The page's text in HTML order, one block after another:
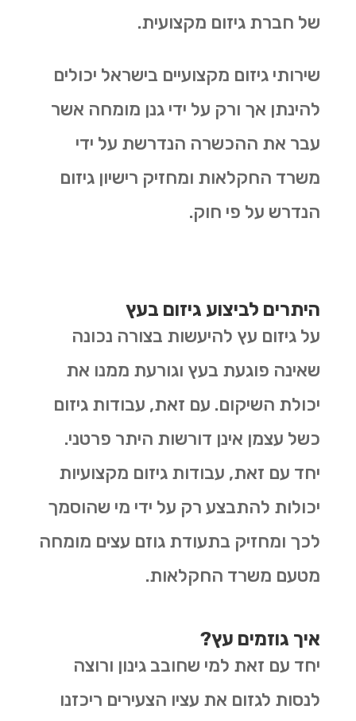
של חברת גיזום מקצועית.
שירותי גיזום מקצועיים בישראל יכולים
להינתן אך ורק על ידי גנן מומחה אשר
עבר את ההכשרה הנדרשת על ידי
משרד החקלאות ומחזיק רישיון גיזום
הנדרש על פי חוק.
היתרים לביצוע גיזום בעץ
על גיזום עץ להיעשות בצורה נכונה
שאינה פוגעת בעץ וגורעת ממנו את
יכולת השיקום. עם זאת, עבודות גיזום
כשל עצמן אינן דורשות היתר פרטני.
יחד עם זאת, עבודות גיזום מקצועיות
יכולות להתבצע רק על ידי מי שהוסמך
לכך ומחזיק בתעודת גוזם עצים מומחה
מטעם משרד החקלאות.
איך גוזמים עץ?
יחד עם זאת למי שחובב גינון ורוצה
לנסות לגזום את עציו הצעירים ריכזנו